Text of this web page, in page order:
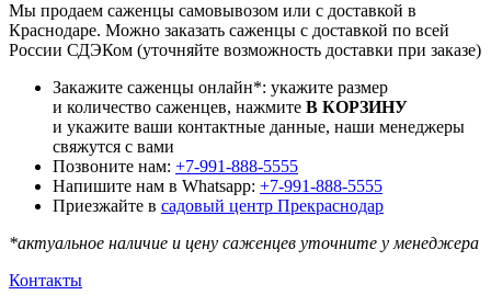
Мы продаем саженцы самовывозом или с доставкой в
Краснодаре. Можно заказать саженцы с доставкой по всей
России СДЭКом (уточняйте возможность доставки при заказе)
Закажите саженцы онлайн*: укажите размер
и количество саженцев, нажмите В КОРЗИНУ
и укажите ваши контактные данные, наши менеджеры
свяжутся с вами
Позвоните нам: +7-991-888-5555
Напишите нам в Whatsapp: +7-991-888-5555
Приезжайте в садовый центр Прекраснодар
*актуальное наличие и цену саженцев уточните у менеджера
Контакты